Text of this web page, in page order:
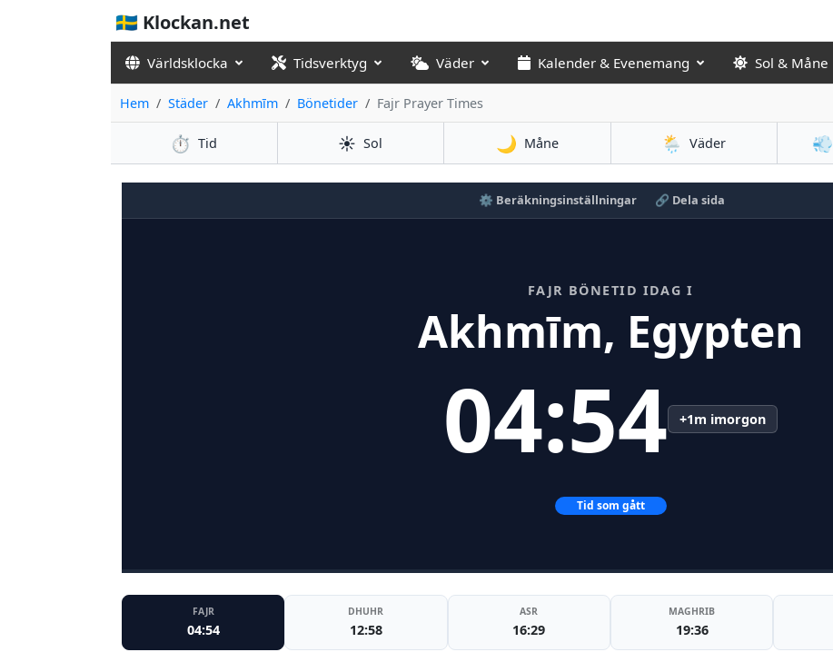
🇸🇪 Klockan.net
Världsklocka Tidsverktyg Väder Kalender & Evenemang Sol & Måne
Hem Städer Akhmīm Bönetider Fajr Prayer Times
⏱️ Tid ☀️ Sol 🌙 Måne 🌦️ Väder 💨
⚙️ Beräkningsinställningar 🔗 Dela sida
FAJR BÖNETID IDAG I
Akhmīm, Egypten
04:54 +1m imorgon
Tid som gått
FAJR
04:54
DHUHR
12:58
ASR
16:29
MAGHRIB
19:36